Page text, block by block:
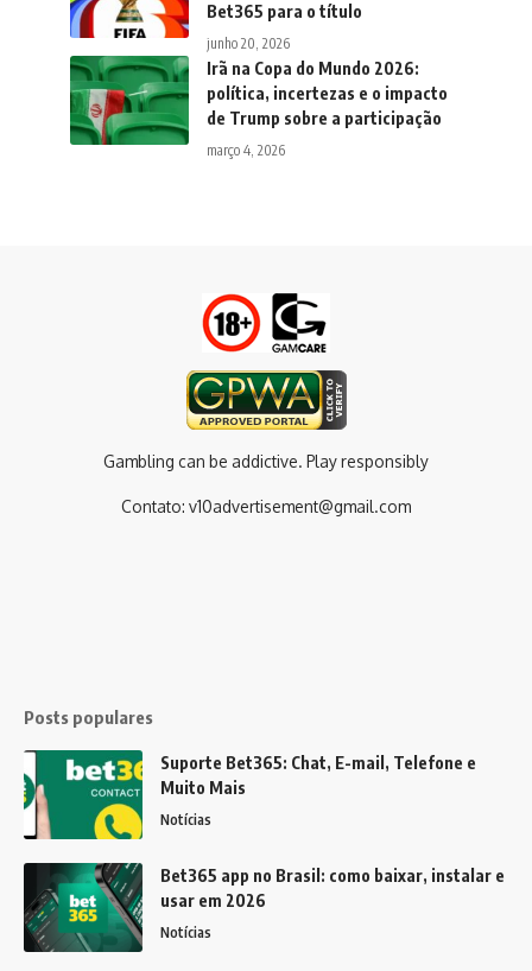
Bet365 para o título
junho 20, 2026
Irã na Copa do Mundo 2026:
política, incertezas e o impacto
de Trump sobre a participação
março 4, 2026
Gambling can be addictive. Play responsibly
Contato: v10advertisement@gmail.com
Posts populares
Suporte Bet365: Chat, E-mail, Telefone e
Muito Mais
Notícias
Bet365 app no Brasil: como baixar, instalar e
usar em 2026
Notícias